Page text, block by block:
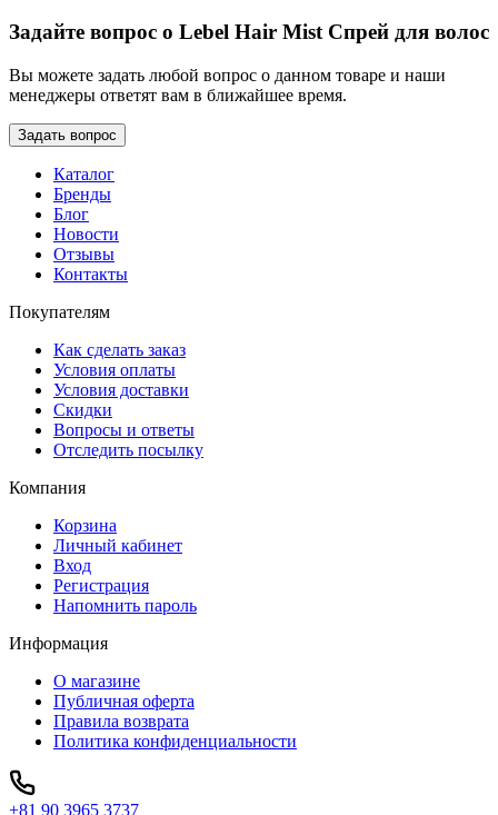
Задайте вопрос о Lebel Hair Mist Спрей для волос
Вы можете задать любой вопрос о данном товаре и наши
менеджеры ответят вам в ближайшее время.
Каталог
Бренды
Блог
Новости
Отзывы
Контакты
Покупателям
Как сделать заказ
Условия оплаты
Условия доставки
Скидки
Вопросы и ответы
Отследить посылку
Компания
Корзина
Личный кабинет
Вход
Регистрация
Напомнить пароль
Информация
О магазине
Публичная оферта
Правила возврата
Политика конфиденциальности
+81 90 3965 3737